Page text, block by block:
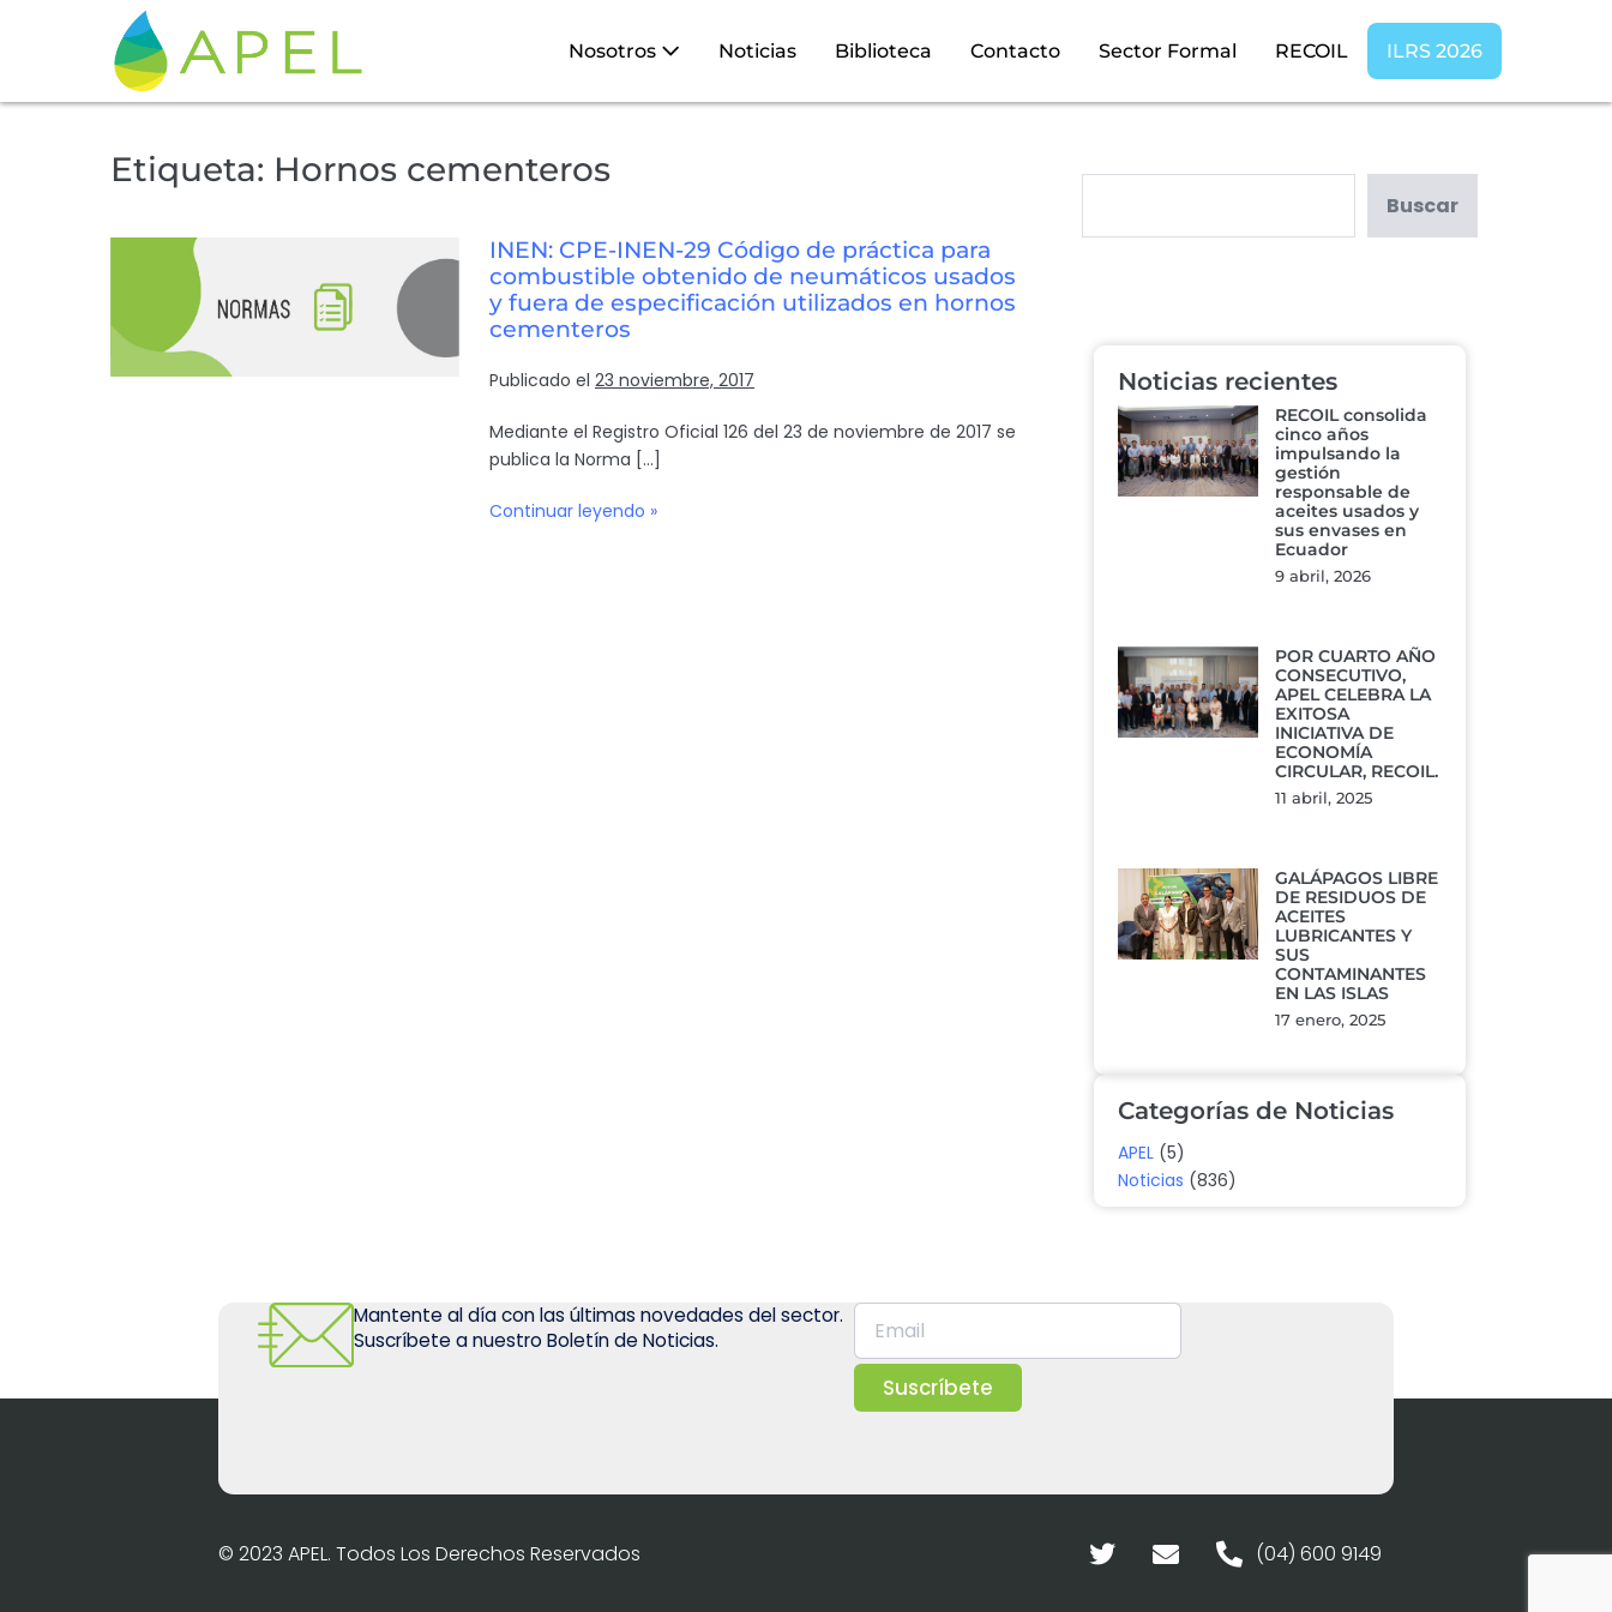
Nosotros Noticias Biblioteca Contacto Sector Formal RECOIL ILRS 2026
Etiqueta: Hornos cementeros
INEN: CPE-INEN-29 Código de práctica para
combustible obtenido de neumáticos usados
y fuera de especificación utilizados en hornos
cementeros
Publicado el 23 noviembre, 2017
Mediante el Registro Oficial 126 del 23 de noviembre de 2017 se
publica la Norma […]
Continuar leyendo »
Buscar
Noticias recientes
RECOIL consolida
cinco años
impulsando la
gestión
responsable de
aceites usados y
sus envases en
Ecuador
9 abril, 2026
POR CUARTO AÑO
CONSECUTIVO,
APEL CELEBRA LA
EXITOSA
INICIATIVA DE
ECONOMÍA
CIRCULAR, RECOIL.
11 abril, 2025
GALÁPAGOS LIBRE
DE RESIDUOS DE
ACEITES
LUBRICANTES Y
SUS
CONTAMINANTES
EN LAS ISLAS
17 enero, 2025
Categorías de Noticias
APEL(5)
Noticias (836)
Mantente al día con las últimas novedades del sector.
Suscríbete a nuestro Boletín de Noticias.
Suscríbete
© 2023 APEL. Todos Los Derechos Reservados (04) 600 9149